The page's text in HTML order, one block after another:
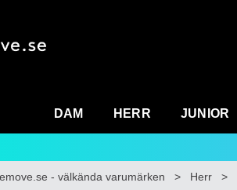
DAM HERR JUNIOR
- välkända varumärken > Herr >